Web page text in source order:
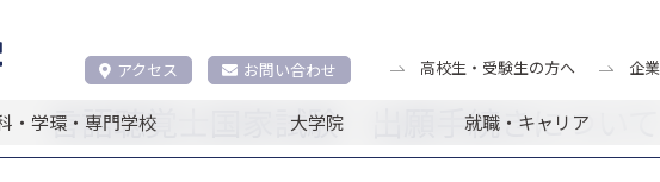
アクセス お問い合わせ 高校生・受験生の方へ 企
・学環・専門学校 大学院 就職・キャリア
言語聴覚士国家試験 出願手続きについて